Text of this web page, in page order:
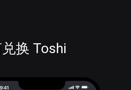
换 Toshi